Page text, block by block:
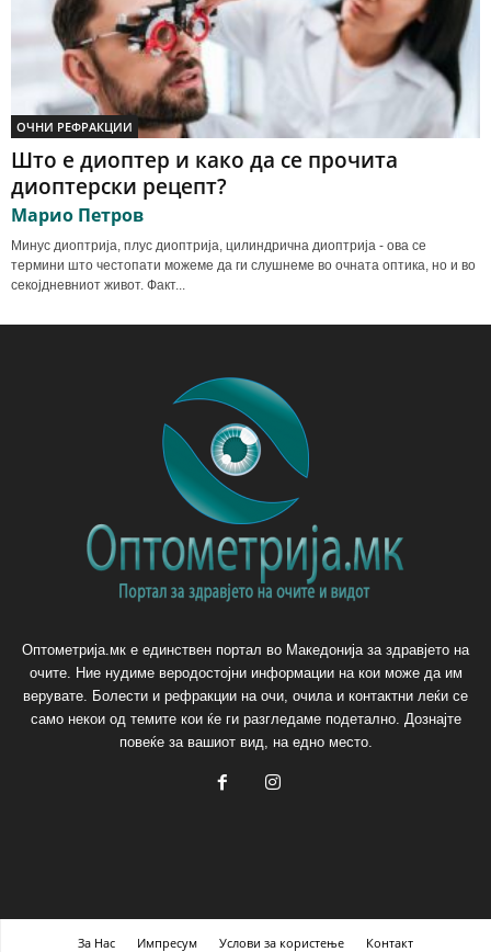
ОЧНИ РЕФРАКЦИИ
Што е диоптер и како да се прочита
диоптерски рецепт?
Марио Петров
Минус диоптрија, плус диоптрија, цилиндрична диоптрија - ова се
термини што честопати можеме да ги слушнеме во очната оптика, но и во
секојдневниот живот. Факт...
Оптометрија.мк е единствен портал во Македонија за здравјето на
очите. Ние нудиме веродостојни информации на кои може да им
верувате. Болести и рефракции на очи, очила и контактни леќи се
само некои од темите кои ќе ги разгледаме подетално. Дознајте
повеќе за вашиот вид, на едно место.
За Нас Импресум Услови за користење Контакт